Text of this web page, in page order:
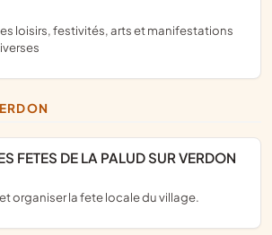
FETES DE LA PALUD SUR VERDON
et organiser la fete locale du village.